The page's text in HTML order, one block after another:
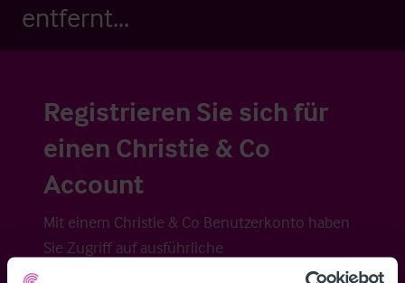
entfernt...
Registrieren Sie sich für
einen Christie & Co
Account
Mit einem Christie & Co Benutzerkonto haben
Sie Zugriff auf ausführliche
Veraufsinformationen, erweiterte Suche über